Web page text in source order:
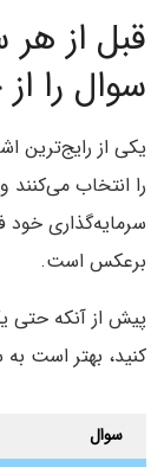
قبل از هر
سوال را
یکی از رایج‌ترین
را انتخاب
سرمایه‌گذاری
برعکس است.
پیش از آنکه حتی
کنید، بهتر است
سوال